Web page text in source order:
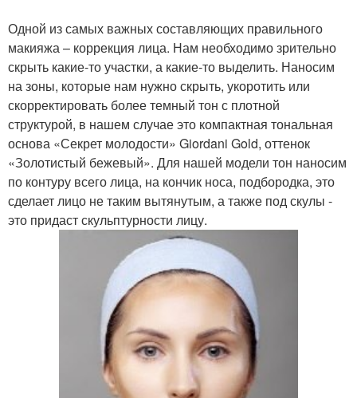
Одной из самых важных составляющих правильного
макияжа – коррекция лица. Нам необходимо зрительно
скрыть какие-то участки, а какие-то выделить. Наносим
на зоны, которые нам нужно скрыть, укоротить или
скорректировать более темный тон с плотной
структурой, в нашем случае это компактная тональная
основа «Секрет молодости» Giordani Gold, оттенок
«Золотистый бежевый». Для нашей модели тон наносим
по контуру всего лица, на кончик носа, подбородка, это
сделает лицо не таким вытянутым, а также под скулы -
это придаст скульптурности лицу.